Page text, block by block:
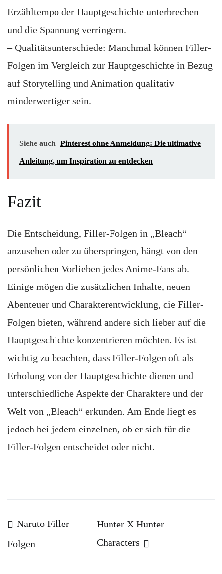
Erzähltempo der Hauptgeschichte unterbrechen
und die Spannung verringern.
– Qualitätsunterschiede: Manchmal können Filler-
Folgen im Vergleich zur Hauptgeschichte in Bezug
auf Storytelling und Animation qualitativ
minderwertiger sein.
Siehe auch Pinterest ohne Anmeldung: Die ultimative
Anleitung, um Inspiration zu entdecken
Fazit
Die Entscheidung, Filler-Folgen in „Bleach“
anzusehen oder zu überspringen, hängt von den
persönlichen Vorlieben jedes Anime-Fans ab.
Einige mögen die zusätzlichen Inhalte, neuen
Abenteuer und Charakterentwicklung, die Filler-
Folgen bieten, während andere sich lieber auf die
Hauptgeschichte konzentrieren möchten. Es ist
wichtig zu beachten, dass Filler-Folgen oft als
Erholung von der Hauptgeschichte dienen und
unterschiedliche Aspekte der Charaktere und der
Welt von „Bleach“ erkunden. Am Ende liegt es
jedoch bei jedem einzelnen, ob er sich für die
Filler-Folgen entscheidet oder nicht.
Beitragsnavigation
Naruto Filler
Folgen
Hunter X Hunter
Characters